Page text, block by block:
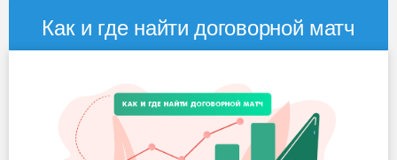
Как и где найти договорной матч